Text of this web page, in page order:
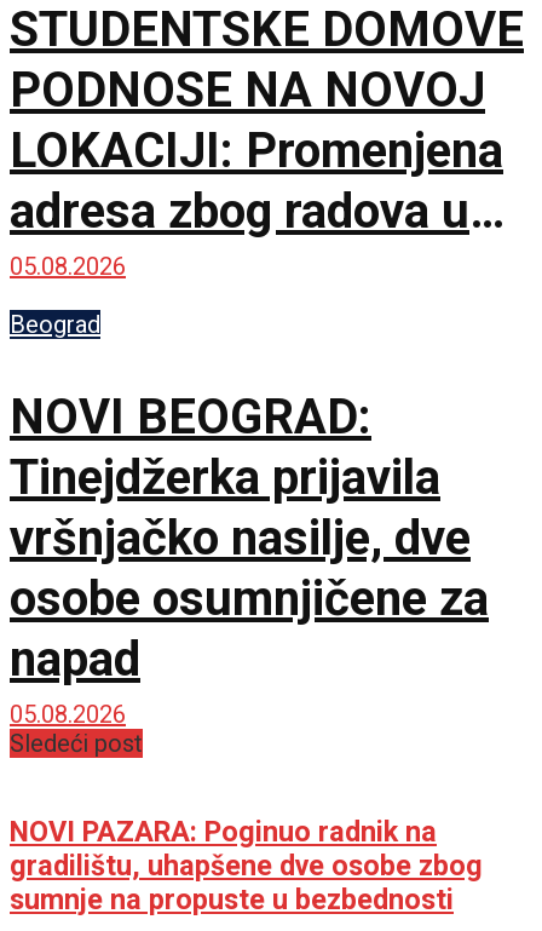
STUDENTSKE DOMOVE
PODNOSE NA NOVOJ
LOKACIJI: Promenjena
adresa zbog radova u
Karaburmi
05.08.2026
Beograd
NOVI BEOGRAD:
Tinejdžerka prijavila
vršnjačko nasilje, dve
osobe osumnjičene za
napad
05.08.2026
Sledeći post
NOVI PAZARA: Poginuo radnik na
gradilištu, uhapšene dve osobe zbog
sumnje na propuste u bezbednosti